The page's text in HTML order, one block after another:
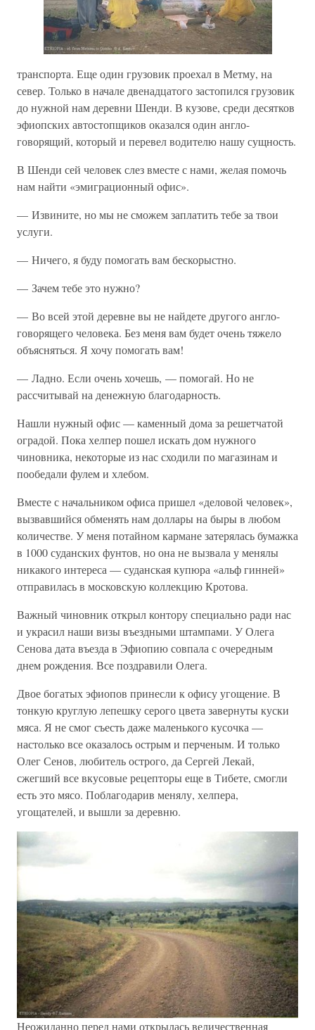
транспорта. Еще один грузовик проехал в Метму, на
север. Только в начале двенадцатого застопился грузовик
до нужной нам деревни Шенди. В кузове, среди десятков
эфиопских автостопщиков оказался один англо-
говорящий, который и перевел водителю нашу сущность.
В Шенди сей человек слез вместе с нами, желая помочь
нам найти «эмиграционный офис».
— Извините, но мы не сможем заплатить тебе за твои
услуги.
— Ничего, я буду помогать вам бескорыстно.
— Зачем тебе это нужно?
— Во всей этой деревне вы не найдете другого англо-
говорящего человека. Без меня вам будет очень тяжело
объясняться. Я хочу помогать вам!
— Ладно. Если очень хочешь, — помогай. Но не
рассчитывай на денежную благодарность.
Нашли нужный офис — каменный дома за решетчатой
оградой. Пока хелпер пошел искать дом нужного
чиновника, некоторые из нас сходили по магазинам и
пообедали фулем и хлебом.
Вместе с начальником офиса пришел «деловой человек»,
вызвавшийся обменять нам доллары на быры в любом
количестве. У меня потайном кармане затерялась бумажка
в 1000 суданских фунтов, но она не вызвала у менялы
никакого интереса — суданская купюра «альф гинней»
отправилась в московскую коллекцию Кротова.
Важный чиновник открыл контору специально ради нас
и украсил наши визы въездными штампами. У Олега
Сенова дата въезда в Эфиопию совпала с очередным
днем рождения. Все поздравили Олега.
Двое богатых эфиопов принесли к офису угощение. В
тонкую круглую лепешку серого цвета завернуты куски
мяса. Я не смог съесть даже маленького кусочка —
настолько все оказалось острым и перченым. И только
Олег Сенов, любитель острого, да Сергей Лекай,
сжегший все вкусовые рецепторы еще в Тибете, смогли
есть это мясо. Поблагодарив менялу, хелпера,
угощателей, и вышли за деревню.
Неожиданно перед нами открылась величественная